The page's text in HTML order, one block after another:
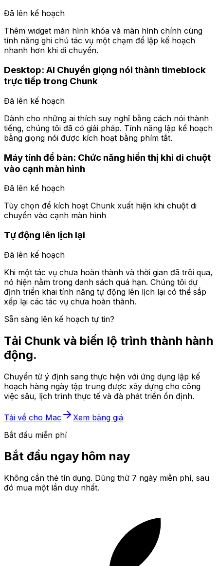
Đã lên kế hoạch
Thêm widget màn hình khóa và màn hình chính cùng
tính năng ghi chú tác vụ một chạm để lập kế hoạch
nhanh hơn khi di chuyển.
Desktop: AI Chuyển giọng nói thành timeblock
trực tiếp trong Chunk
Đã lên kế hoạch
Dành cho những ai thích suy nghĩ bằng cách nói thành
tiếng, chúng tôi đã có giải pháp. Tính năng lập kế hoạch
bằng giọng nói được kích hoạt bằng phím tắt.
Máy tính để bàn: Chức năng hiển thị khi di chuột
vào cạnh màn hình
Đã lên kế hoạch
Tùy chọn để kích hoạt Chunk xuất hiện khi chuột di
chuyển vào cạnh màn hình
Tự động lên lịch lại
Đã lên kế hoạch
Khi một tác vụ chưa hoàn thành và thời gian đã trôi qua,
nó hiện nằm trong danh sách quá hạn. Chúng tôi dự
định triển khai tính năng tự động lên lịch lại có thể sắp
xếp lại các tác vụ chưa hoàn thành.
Sẵn sàng lên kế hoạch tự tin?
Tải Chunk và biến lộ trình thành hành
động.
Chuyển từ ý định sang thực hiện với ứng dụng lập kế
hoạch hàng ngày tập trung được xây dựng cho công
việc sâu, lịch trình thực tế và đà phát triển ổn định.
Tải về cho Mac
Xem bảng giá
Bắt đầu miễn phí
Bắt đầu ngay hôm nay
Không cần thẻ tín dụng. Dùng thử 7 ngày miễn phí, sau
đó mua một lần duy nhất.